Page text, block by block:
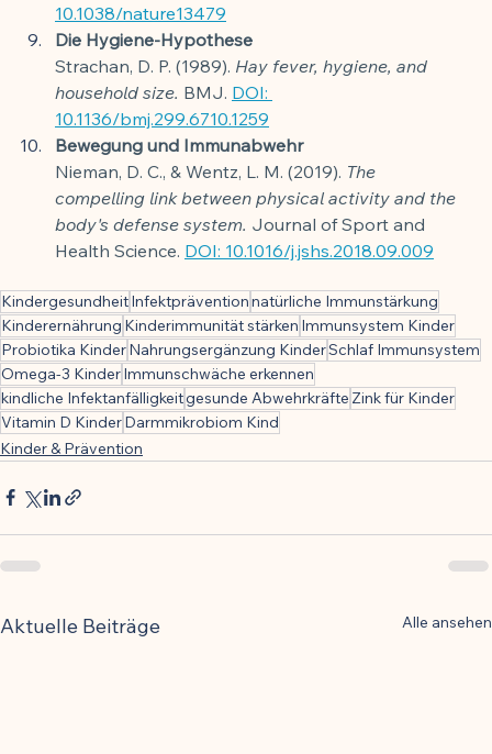
10.1038/nature13479
Die Hygiene-Hypothese
Strachan, D. P. (1989). Hay fever, hygiene, and
household size. BMJ. DOI:
10.1136/bmj.299.6710.1259
Bewegung und Immunabwehr
Nieman, D. C., & Wentz, L. M. (2019). The
compelling link between physical activity and the
body's defense system. Journal of Sport and
Health Science. DOI: 10.1016/j.jshs.2018.09.009
KindergesundheitInfektpräventionnatürliche Immunstärkung
Kinderernährung Kinderimmunität stärken Immunsystem Kinder
Probiotika KinderNahrungsergänzung KinderSchlaf Immunsystem
Omega-3 KinderImmunschwäche erkennen
kindliche Infektanfälligkeitgesunde Abwehrkräfte Zink für Kinder
Vitamin D KinderDarmmikrobiom Kind
Kinder & Prävention
Aktuelle Beiträge Alle ansehen